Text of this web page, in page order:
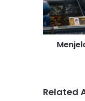
l
a
n
g
a
Related